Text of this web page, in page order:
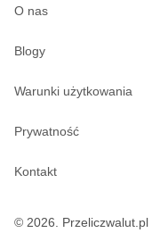
O nas
Blogy
Warunki użytkowania
Prywatność
Kontakt
© 2026. Przeliczwalut.pl